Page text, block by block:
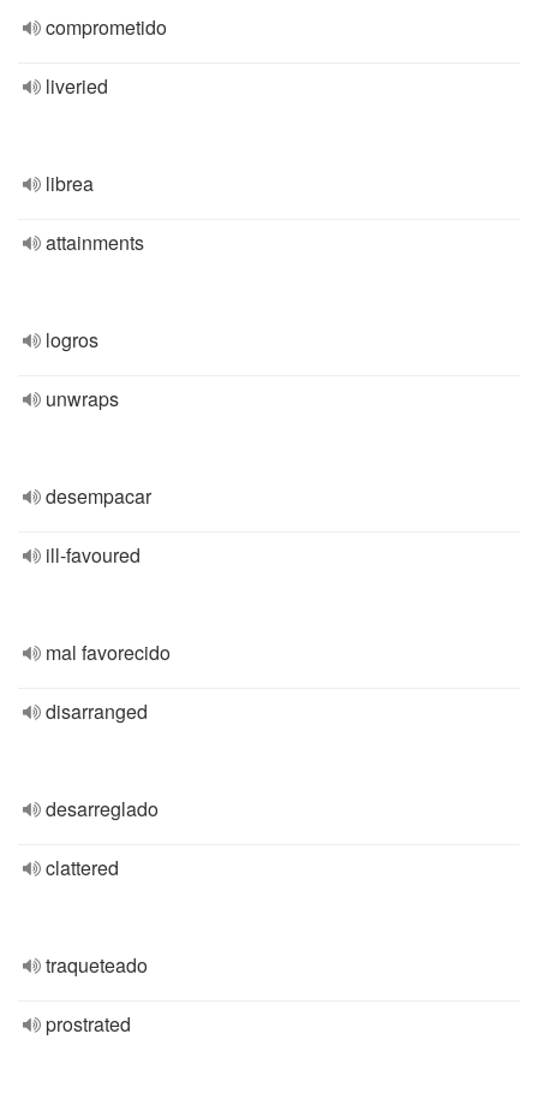
comprometido
liveried
librea
attainments
logros
unwraps
desempacar
ill-favoured
mal favorecido
disarranged
desarreglado
clattered
traqueteado
prostrated